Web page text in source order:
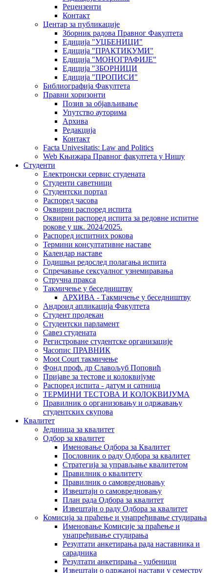
Рецензенти
Контакт
Центар за публикације
Зборник радова Правног Факултета
Едиција "УЏБЕНИЦИ"
Едиција "ПРАКТИКУМИ"
Едиција "МОНОГРАФИЈЕ"
Едиција "ЗБОРНИЦИ
Едиција "ПРОПИСИ"
Библиографија Факултета
Правни хоризонти
Позив за објављивање
Упутство ауторима
Архива
Редакција
Контакт
Facta Univesitatis: Law and Politics
Web Књижара Правног факултета у Нишу
Студенти
Електронски сервис студената
Студенти саветници
Студентски портал
Распоред часова
Оквирни распоред испита
Оквирни распоред испита за редовне испитне
рокове у шк. 2024/2025.
Распоред испитних рокова
Термини консултативне наставе
Календар наставе
Годишњи редослед полагања испита
Спречавање сексуалног узнемиравања
Стручна пракса
Такмичење у беседништву
АРХИВА - Такмичење у беседништву
Андроид апликација Факултета
Студент продекан
Студентски парламент
Савез студената
Регистроване студентске организације
Часопис ПРАВНИК
Moot Court такмичење
Фонд проф. др Славољуб Поповић
Пријаве за тестове и колоквијуме
Распоред испита - датум и сатница
ТЕРМИНИ ТЕСТОВА И КОЛОКВИЈУМА
Правилник о организовању и одржавању
студентских скупова
Квалитет
Јединица за квалитет
Одбор за квалитет
Именовање Одбора за Квалитет
Пословник о раду Одбора за квалитет
Стратегија за управљање квалитетом
Правилник о квалитету
Правилник о самовредновању
Извештаји о самовредновању
План рада Одбора за квалитет
Извештаји о раду Одбора за квалитет
Комисија за праћење и унапређивање студирања
Именовање Комисије за праћење и
унапређивање студирања
Резултати анкетирања рада наставника и
сарадника
Резултати анкетирања - уџбеници
Извештаји о одржаној настави у семестру